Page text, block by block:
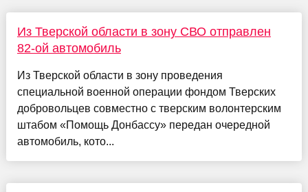
Из Тверской области в зону СВО отправлен
82-ой автомобиль
Из Тверской области в зону проведения
специальной военной операции фондом Тверских
добровольцев совместно с тверским волонтерским
штабом «Помощь Донбассу» передан очередной
автомобиль, кото...